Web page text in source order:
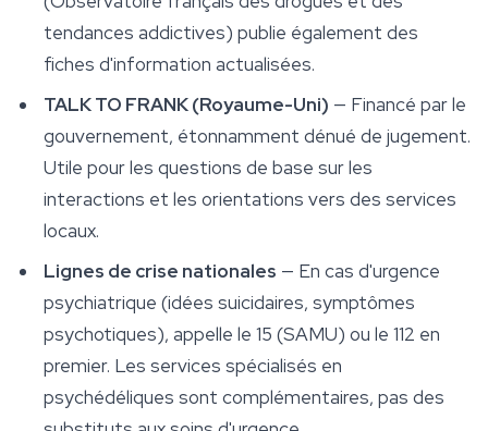
tendances addictives) publie également des
fiches d'information actualisées.
TALK TO FRANK (Royaume-Uni) — Financé par le
gouvernement, étonnamment dénué de jugement.
Utile pour les questions de base sur les
interactions et les orientations vers des services
locaux.
Lignes de crise nationales — En cas d'urgence
psychiatrique (idées suicidaires, symptômes
psychotiques), appelle le 15 (SAMU) ou le 112 en
premier. Les services spécialisés en
psychédéliques sont complémentaires, pas des